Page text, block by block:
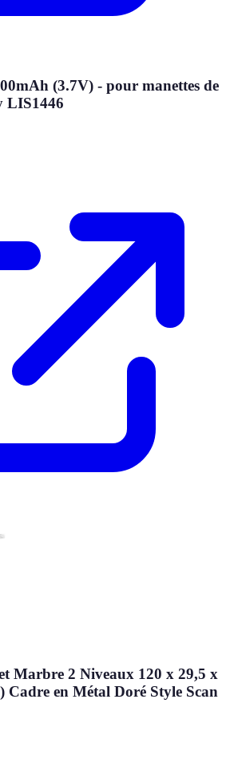
(3.7V) - pour manettes de
LIS1446
Marbre 2 Niveaux 120 x 29,5 x
Cadre en Métal Doré Style Scan